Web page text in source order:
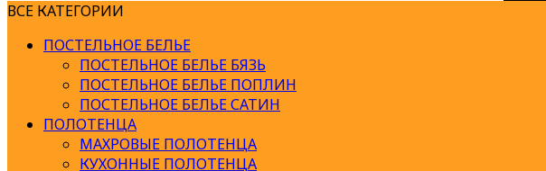
ВСЕ КАТЕГОРИИ
ПОСТЕЛЬНОЕ БЕЛЬЕ
ПОСТЕЛЬНОЕ БЕЛЬЕ БЯЗЬ
ПОСТЕЛЬНОЕ БЕЛЬЕ ПОПЛИН
ПОСТЕЛЬНОЕ БЕЛЬЕ САТИН
ПОЛОТЕНЦА
МАХРОВЫЕ ПОЛОТЕНЦА
КУХОННЫЕ ПОЛОТЕНЦА